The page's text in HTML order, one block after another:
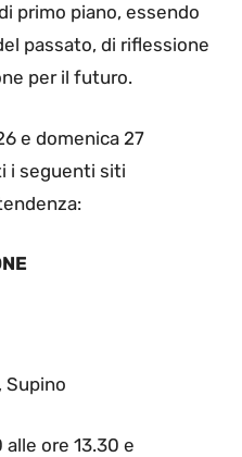
primo piano, essendo
passato, di riflessione
per il futuro.
e domenica 27
i seguenti siti
Supino
ore 13.30 e